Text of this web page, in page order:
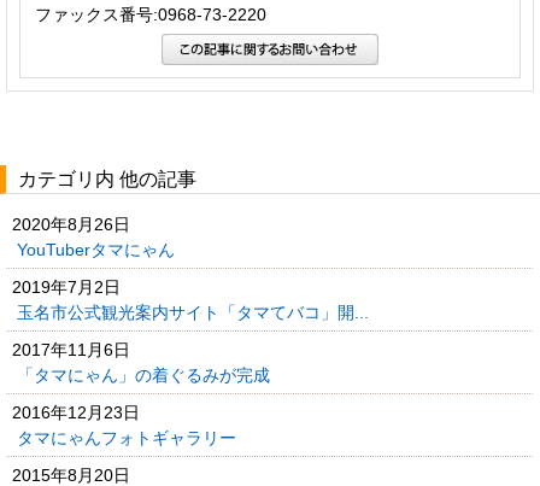
ファックス番号:0968-73-2220
カテゴリ内 他の記事
2020年8月26日
YouTuberタマにゃん
2019年7月2日
玉名市公式観光案内サイト「タマてバコ」開...
2017年11月6日
「タマにゃん」の着ぐるみが完成
2016年12月23日
タマにゃんフォトギャラリー
2015年8月20日